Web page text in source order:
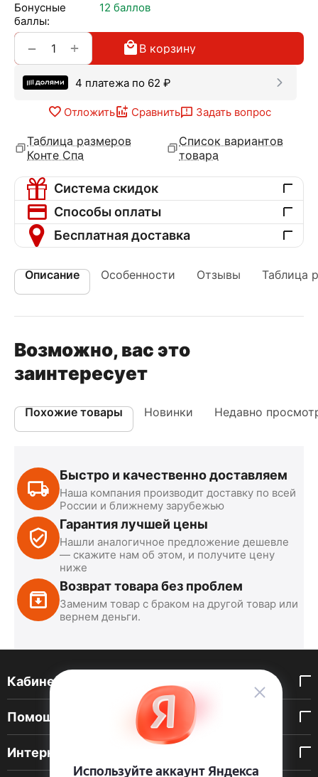
Бонусные
баллы:
12 баллов
+
− В корзину
4 платежа по 62 ₽
Отложить Сравнить Задать вопрос
Таблица размеров
Конте Спа
Список вариантов
товара
Система скидок
Способы оплаты
Бесплатная доставка
Описание Особенности Отзывы Таблица
Возможно, вас это
заинтересует
Похожие товары Новинки Недавно
Быстро и качественно доставляем
Наша компания производит доставку по всей
России и ближнему зарубежью
Гарантия лучшей цены
Нашли аналогичное предложение дешевле
— скажите нам об этом, и получите цену
ниже
Возврат товара без проблем
Заменим товар с браком на другой товар или
вернем деньги.
Кабинет покупателя
Помощь покупателю
Интернет-магазин